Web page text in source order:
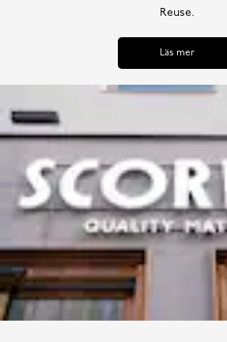
Reuse.
Läs mer